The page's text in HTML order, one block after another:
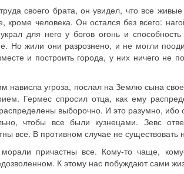
своего брата, он увидел, что все
кроме человека. Он остался без всего:
для него у богов огонь и
Но жили они разрознено, и не могли
и построить города, у них ничего не
нависла угроза, послал на Землю сына
Гермес спросил отца, как ему
выборочно. И это разумно, ибо
чтобы все были кузнецами. Зевс
все. В противном случае не существовать
причастны все. Кому-то чаще,
К этому нас побуждают сами